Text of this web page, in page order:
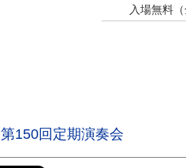
入場無料（
第150回定期演奏会